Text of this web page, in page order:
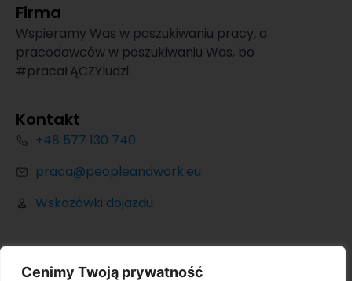
Cenimy Twoją prywatność
Firma
Wspieramy Was w poszukiwaniu pracy, a
pracodawców w poszukiwaniu Was, bo
#pracaŁĄCZYludzi
Kontakt
+48 577 130 740
praca@peopleandwork.eu
Wskazówki dojazdu